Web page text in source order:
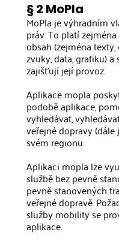
§ 2 MoPla
MoPla je výhradním
práv. To platí
obsah (zejména
zvuky, data, grafiku)
zajišťují její provoz.
Aplikace mopla
podobě aplikace,
vyhledávat,
veřejné dopravy
svém regionu.
Aplikaci mopla lze
službě bez pevně
pevně stanovených
veřejné dopravě.
služby mobility se
aplikace.